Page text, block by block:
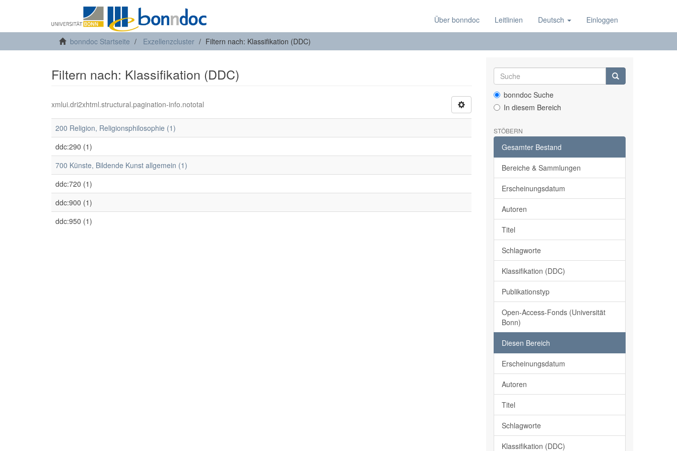
Über bonndoc Leitlinien Deutsch Einloggen
bonndoc Startseite Exzellenzcluster Filtern nach: Klassifikation (DDC)
Filtern nach: Klassifikation (DDC)
xmlui.dri2xhtml.structural.pagination-info.nototal
200 Religion, Religionsphilosophie (1)
ddc:290 (1)
700 Künste, Bildende Kunst allgemein (1)
ddc:720 (1)
ddc:900 (1)
ddc:950 (1)
bonndoc Suche
In diesem Bereich
STÖBERN
Gesamter Bestand
Bereiche & Sammlungen
Erscheinungsdatum
Autoren
Titel
Schlagworte
Klassifikation (DDC)
Publikationstyp
Open-Access-Fonds (Universität
Bonn)
Diesen Bereich
Erscheinungsdatum
Autoren
Titel
Schlagworte
Klassifikation (DDC)